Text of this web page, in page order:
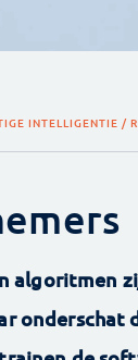
INTELLIGENTIE /
algoritmen
onderschat